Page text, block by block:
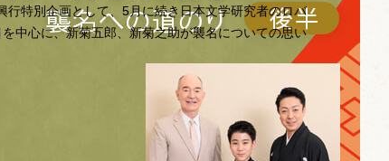
行特別企画として、5月に続き日本文学研究者のロバ
中心に、新菊五郎、新菊之助が襲名についての思い